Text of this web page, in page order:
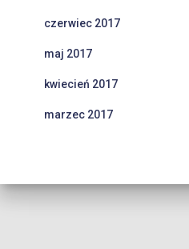
czerwiec 2017
maj 2017
kwiecień 2017
marzec 2017